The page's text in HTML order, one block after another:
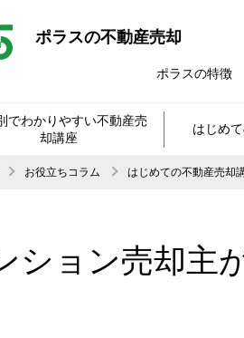
ポラスの不動産売却
ポラスの特徴
でわかりやすい不動産売
却講座
はじめ
お役立ちコラム はじめての不動産売却
ション売却主